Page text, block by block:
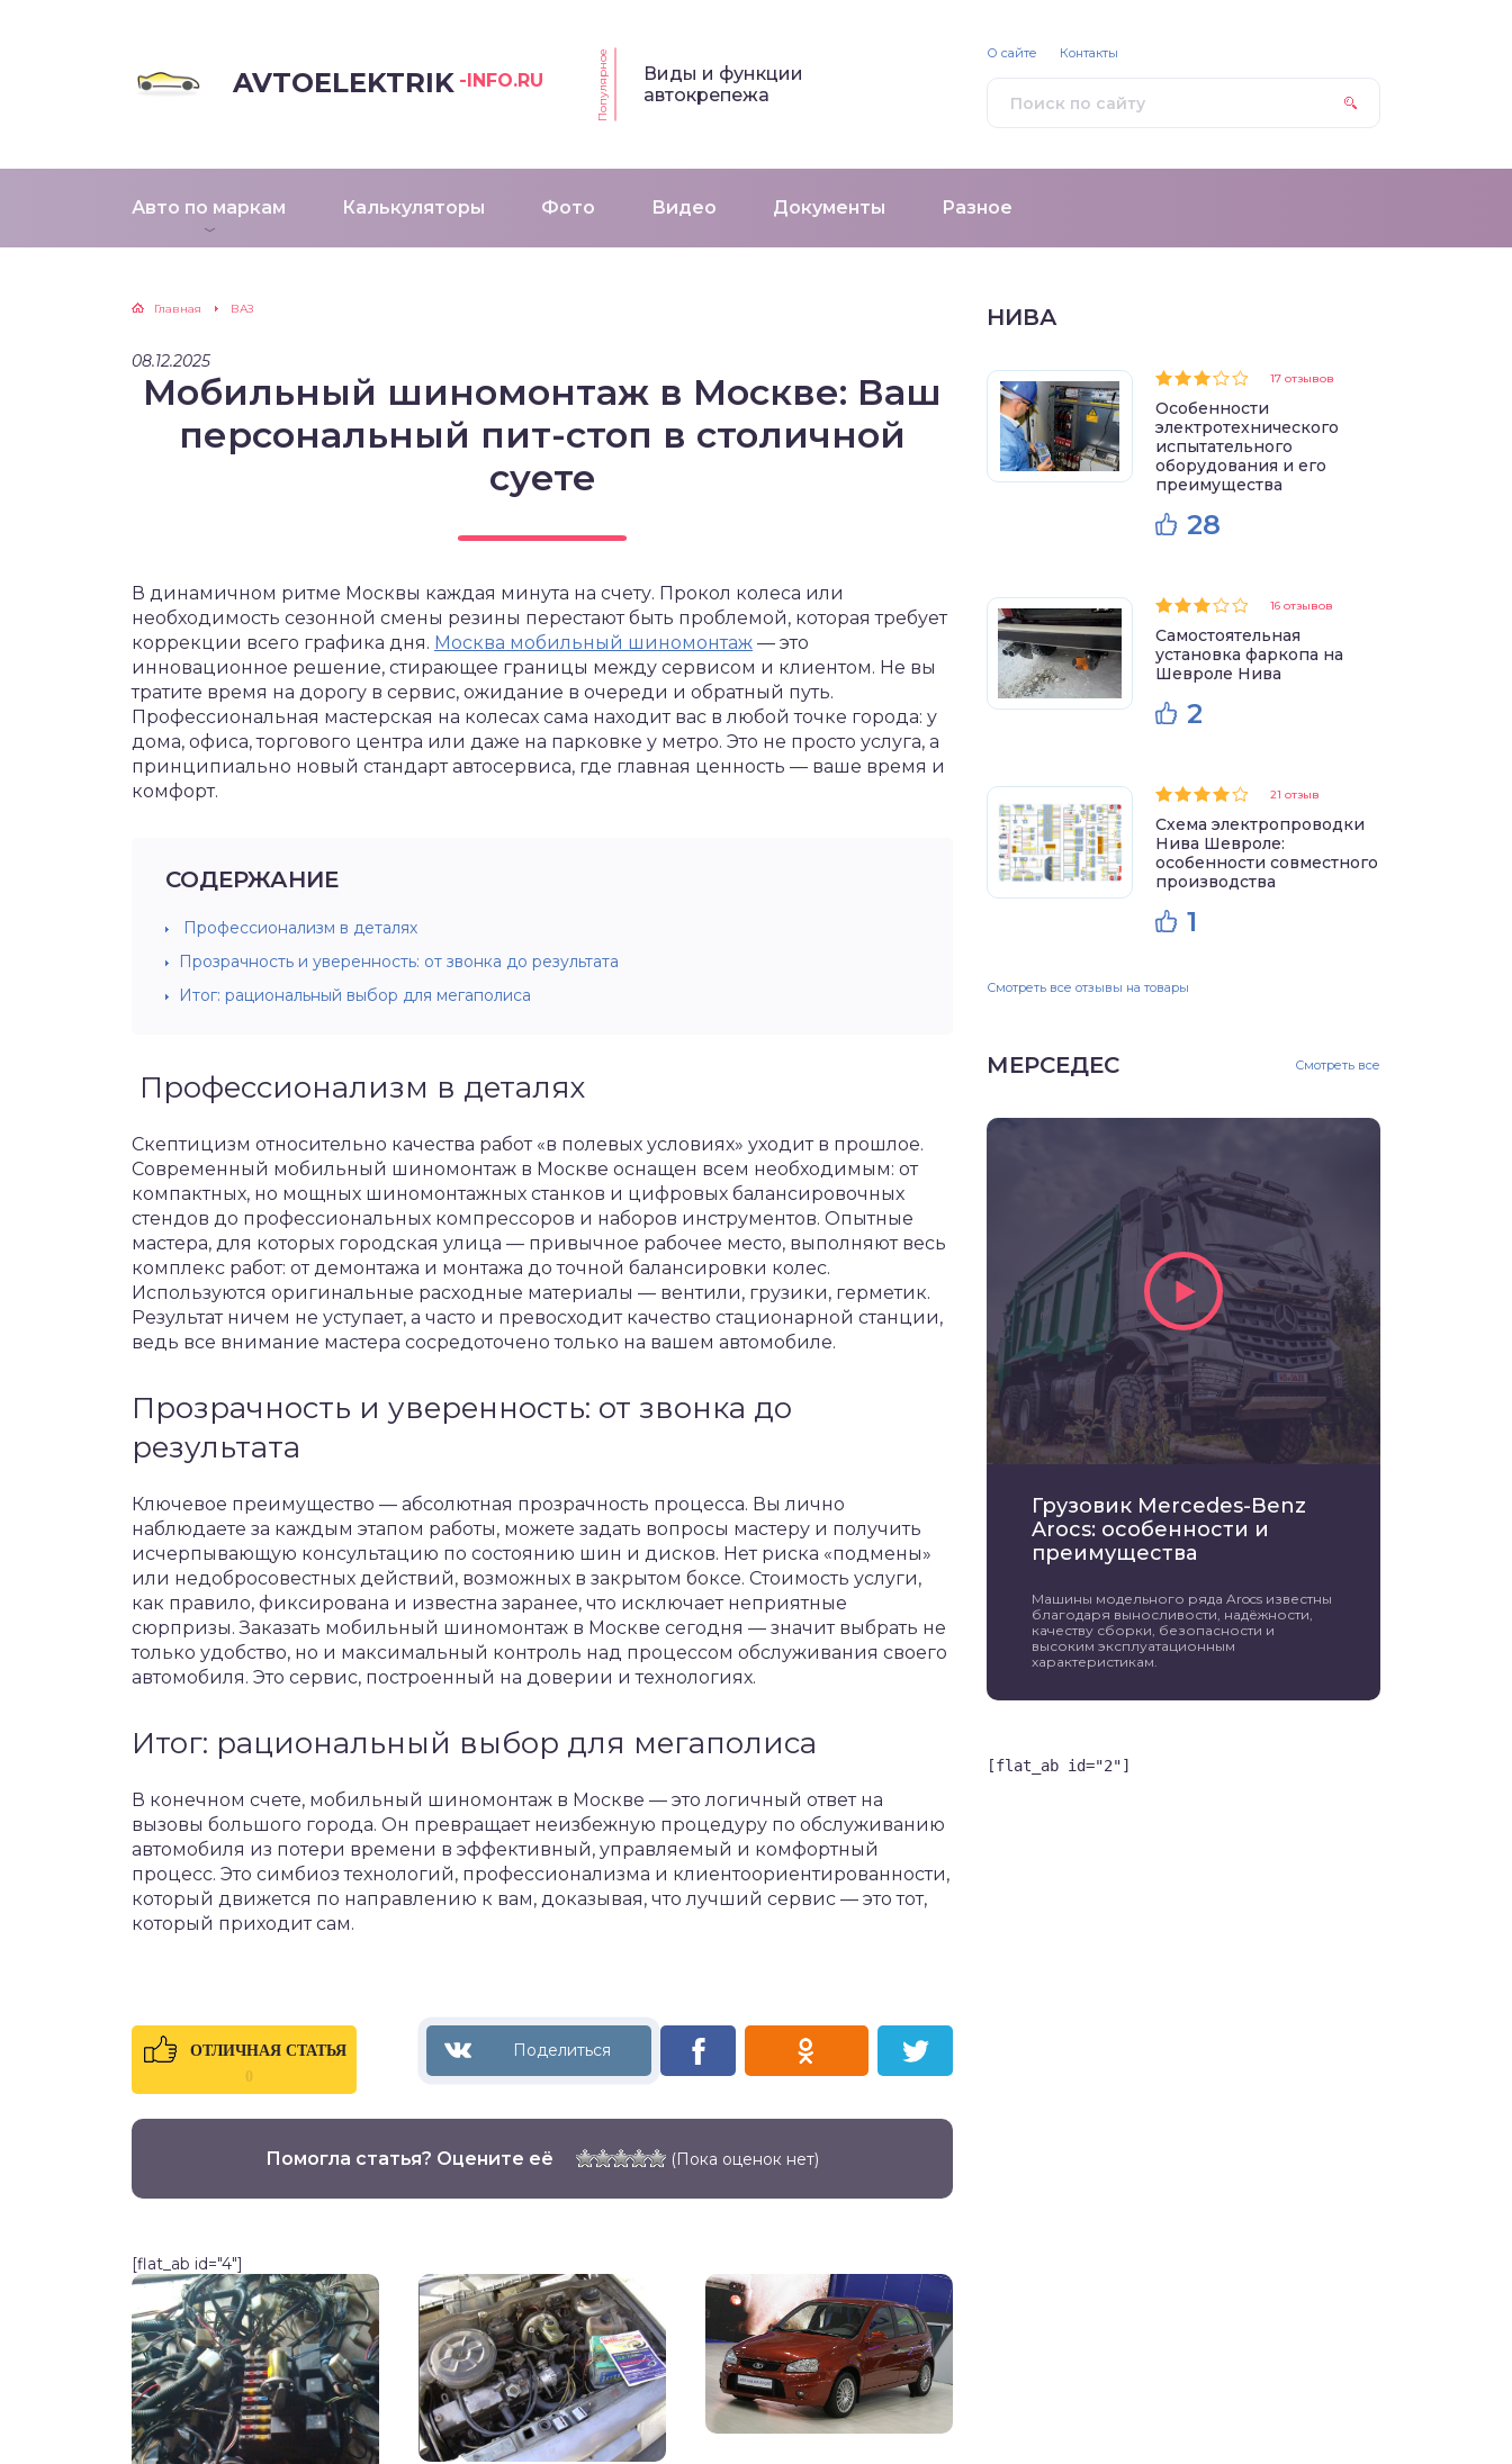
AVTOELEKTRIK -INFO.RU Популярное
Виды и функции
автокрепежа
Авто по маркам Калькуляторы Фото Видео Документы Разное
О сайте Контакты
Главная ВАЗ
08.12.2025
Мобильный шиномонтаж в Москве: Ваш
персональный пит-стоп в столичной
суете
В динамичном ритме Москвы каждая минута на счету. Прокол колеса или
необходимость сезонной смены резины перестают быть проблемой, которая требует
коррекции всего графика дня. Москва мобильный шиномонтаж — это
инновационное решение, стирающее границы между сервисом и клиентом. Не вы
тратите время на дорогу в сервис, ожидание в очереди и обратный путь.
Профессиональная мастерская на колесах сама находит вас в любой точке города: у
дома, офиса, торгового центра или даже на парковке у метро. Это не просто услуга, а
принципиально новый стандарт автосервиса, где главная ценность — ваше время и
комфорт.
СОДЕРЖАНИЕ
Профессионализм в деталях
Прозрачность и уверенность: от звонка до результата
Итог: рациональный выбор для мегаполиса
Профессионализм в деталях
Скептицизм относительно качества работ «в полевых условиях» уходит в прошлое.
Современный мобильный шиномонтаж в Москве оснащен всем необходимым: от
компактных, но мощных шиномонтажных станков и цифровых балансировочных
стендов до профессиональных компрессоров и наборов инструментов. Опытные
мастера, для которых городская улица — привычное рабочее место, выполняют весь
комплекс работ: от демонтажа и монтажа до точной балансировки колес.
Используются оригинальные расходные материалы — вентили, грузики, герметик.
Результат ничем не уступает, а часто и превосходит качество стационарной станции,
ведь все внимание мастера сосредоточено только на вашем автомобиле.
Прозрачность и уверенность: от звонка до
результата
Ключевое преимущество — абсолютная прозрачность процесса. Вы лично
наблюдаете за каждым этапом работы, можете задать вопросы мастеру и получить
исчерпывающую консультацию по состоянию шин и дисков. Нет риска «подмены»
или недобросовестных действий, возможных в закрытом боксе. Стоимость услуги,
как правило, фиксирована и известна заранее, что исключает неприятные
сюрпризы. Заказать мобильный шиномонтаж в Москве сегодня — значит выбрать не
только удобство, но и максимальный контроль над процессом обслуживания своего
автомобиля. Это сервис, построенный на доверии и технологиях.
Итог: рациональный выбор для мегаполиса
В конечном счете, мобильный шиномонтаж в Москве — это логичный ответ на
вызовы большого города. Он превращает неизбежную процедуру по обслуживанию
автомобиля из потери времени в эффективный, управляемый и комфортный
процесс. Это симбиоз технологий, профессионализма и клиентоориентированности,
который движется по направлению к вам, доказывая, что лучший сервис — это тот,
который приходит сам.
ОТЛИЧНАЯ СТАТЬЯ
0
Помогла статья? Оцените её (Пока оценок нет)
[flat_ab id="4"]
НИВА
17 отзывов
Особенности
электротехнического
испытательного
оборудования и его
преимущества
28
16 отзывов
Самостоятельная
установка фаркопа на
Шевроле Нива
2
21 отзыв
Схема электропроводки
Нива Шевроле:
особенности совместного
производства
1
Смотреть все отзывы на товары
МЕРСЕДЕС Смотреть все
Грузовик Mercedes-Benz
Arocs: особенности и
преимущества
Машины модельного ряда Arocs известны
благодаря выносливости, надёжности,
качеству сборки, безопасности и
высоким эксплуатационным
характеристикам.
[flat_ab id="2"]